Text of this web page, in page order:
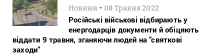
Новини - 08 Травня 2022
Російські військові відбирають у
енергодарців документи й обіцяють
віддати 9 травня, зганяючи людей на “святкові
заходи”